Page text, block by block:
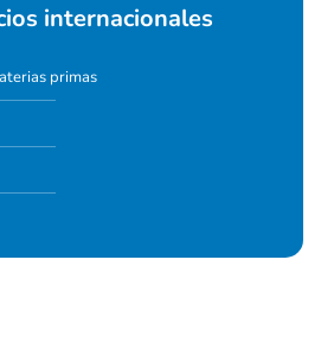
internacionales
primas